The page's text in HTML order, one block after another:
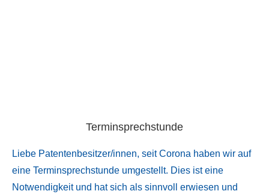
Terminsprechstunde
Liebe Patentenbesitzer/innen, seit Corona haben wir auf
eine Terminsprechstunde umgestellt. Dies ist eine
Notwendigkeit und hat sich als sinnvoll erwiesen und